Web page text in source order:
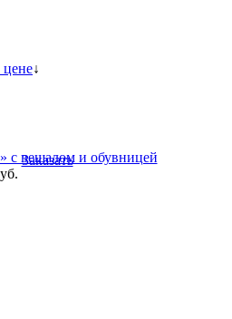
цене↓
с вешалом и обувницей
Заказать